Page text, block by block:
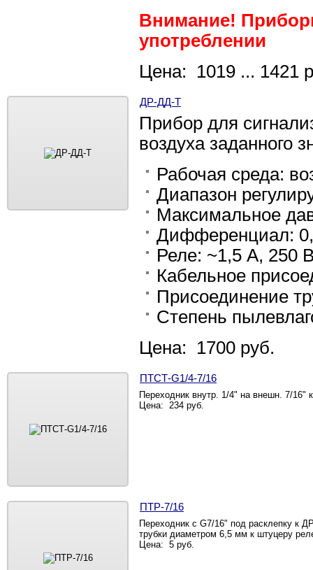
Внимание!
употреблении
Цена: 1019 ... 1421
ДР-ДД-Т
Прибор для
воздуха заданного
Рабочая среда:
Диапазон
Максимальное
Дифференциал:
Реле: ~1,5 А, 250
Кабельное
Присоединение
Степень
Цена: 1700 руб.
ПТСТ-G1/4-7/16
Переходник внутр. 1/4" на внешн. 7/
Цена: 234 руб.
ПТР-7/16
Переходник с G7/16" под расклепку к
трубки диаметром 6,5 мм к штуцеру
Цена: 5 руб.